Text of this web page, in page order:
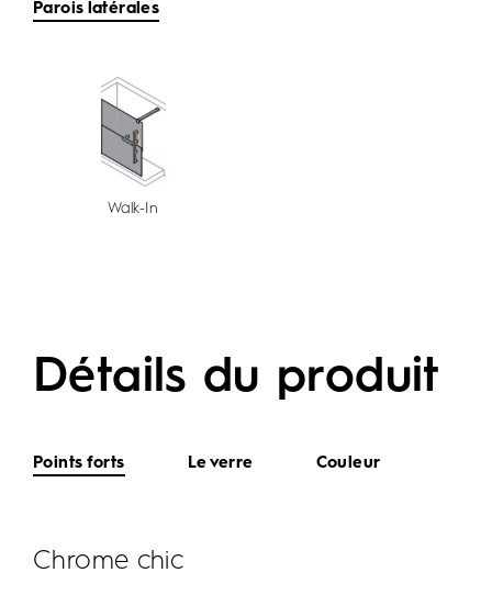
Parois latérales
Walk-In
Détails du produit
Points forts Le verre Couleur
Chrome chic